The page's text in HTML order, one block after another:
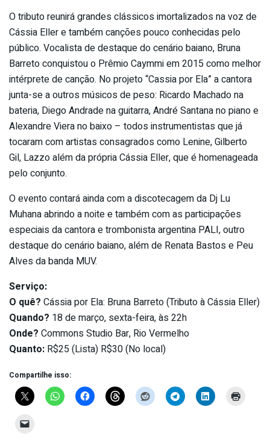
O tributo reunirá grandes clássicos imortalizados na voz de
Cássia Eller e também canções pouco conhecidas pelo
público. Vocalista de destaque do cenário baiano, Bruna
Barreto conquistou o Prêmio Caymmi em 2015 como melhor
intérprete de canção. No projeto “Cassia por Ela” a cantora
junta-se a outros músicos de peso: Ricardo Machado na
bateria, Diego Andrade na guitarra, André Santana no piano e
Alexandre Viera no baixo – todos instrumentistas que já
tocaram com artistas consagrados como Lenine, Gilberto
Gil, Lazzo além da própria Cássia Eller, que é homenageada
pelo conjunto.
O evento contará ainda com a discotecagem da Dj Lu
Muhana abrindo a noite e também com as participações
especiais da cantora e trombonista argentina PALI, outro
destaque do cenário baiano, além de Renata Bastos e Peu
Alves da banda MUV.
Serviço:
O quê? Cássia por Ela: Bruna Barreto (Tributo à Cássia Eller)
Quando? 18 de março, sexta-feira, às 22h
Onde? Commons Studio Bar, Rio Vermelho
Quanto: R$25 (Lista) R$30 (No local)
Compartilhe isso: